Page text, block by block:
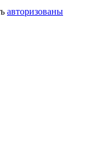
авторизованы